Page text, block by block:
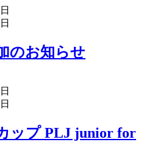
のお知らせ
ップ PLJ junior for